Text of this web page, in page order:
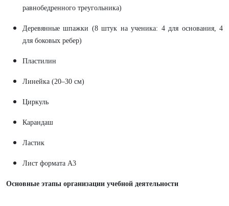
равнобедренного треугольника)
Деревянные шпажки (8 штук на ученика: 4 для основания, 4
для боковых ребер)
Пластилин
Линейка (20–30 см)
Циркуль
Карандаш
Ластик
Лист формата А3
Основные этапы организации учебной деятельности